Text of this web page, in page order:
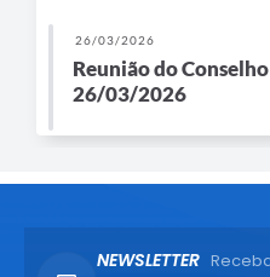
26/03/2026
Reunião do
26/03/2026
NEWSLETTER